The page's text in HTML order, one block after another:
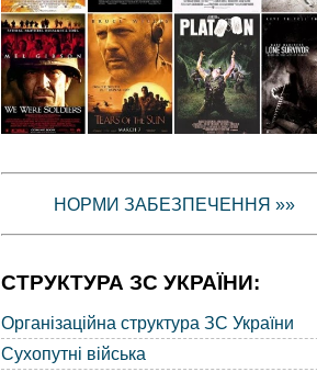
НОРМИ ЗАБЕЗПЕЧЕННЯ »»
СТРУКТУРА ЗС УКРАЇНИ:
Організаційна структура ЗС України
Сухопутні війська